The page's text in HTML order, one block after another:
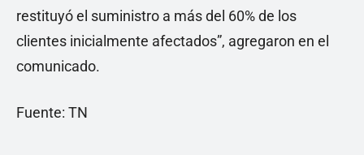
restituyó el suministro a más del 60% de los
clientes inicialmente afectados”, agregaron en el
comunicado.
Fuente: TN